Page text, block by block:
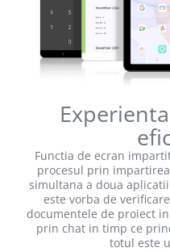
Functia de ecran
procesul prin
simultana a doua
este vorba de
documentele de proiect
prin chat in timp ce
totul este